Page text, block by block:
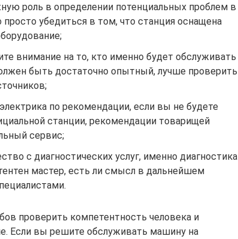
роль в определении потенциальных проблем в
убедиться в том, что станция оснащена
внимание на то, кто именно будет обслуживать
быть достаточно опытный, лучше проверить
по рекомендации, если вы не будете
станции, рекомендации товарищей
сервис;
с диагностических услуг, именно диагностика
мастер, есть ли смысл в дальнейшем
проверить компетентность человека и
Если вы решите обслуживать машину на